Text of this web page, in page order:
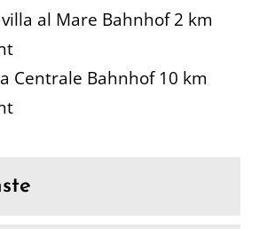
al Mare Bahnhof 2 km
Centrale Bahnhof 10 km